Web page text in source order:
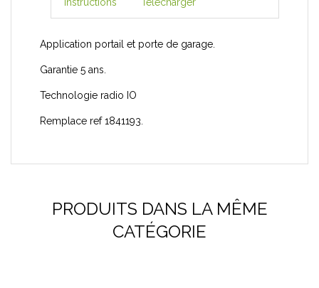
Application portail et porte de garage.
Garantie 5 ans.
Technologie radio IO
Remplace ref 1841193.
PRODUITS DANS LA MÊME
CATÉGORIE